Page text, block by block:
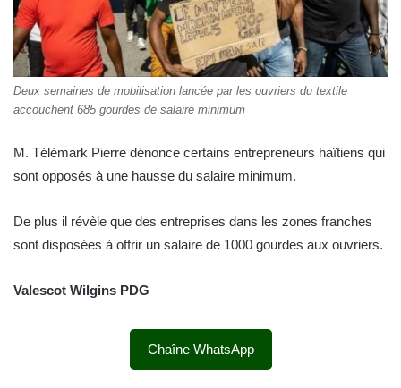
Deux semaines de mobilisation lancée par les ouvriers du textile
accouchent 685 gourdes de salaire minimum
M. Télémark Pierre dénonce certains entrepreneurs haïtiens qui
sont opposés à une hausse du salaire minimum.
De plus il révèle que des entreprises dans les zones franches
sont disposées à offrir un salaire de 1000 gourdes aux ouvriers.
Valescot Wilgins PDG
Chaîne WhatsApp